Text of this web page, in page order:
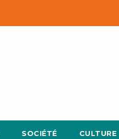
SOCIÉTÉ CULTURE